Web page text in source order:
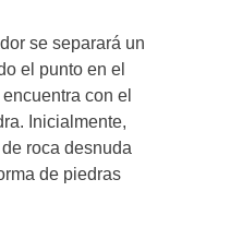
se separará un
el punto en el
con el
Inicialmente,
roca desnuda
de piedras